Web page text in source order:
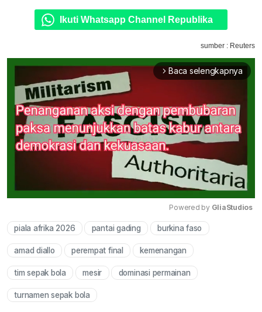
Ikuti Whatsapp Channel Republika
sumber : Reuters
arrow_forward_ios Baca selengkapnya
Powered by GliaStudios
piala afrika 2026 pantai gading burkina faso
amad diallo perempat final kemenangan
tim sepak bola mesir dominasi permainan
turnamen sepak bola